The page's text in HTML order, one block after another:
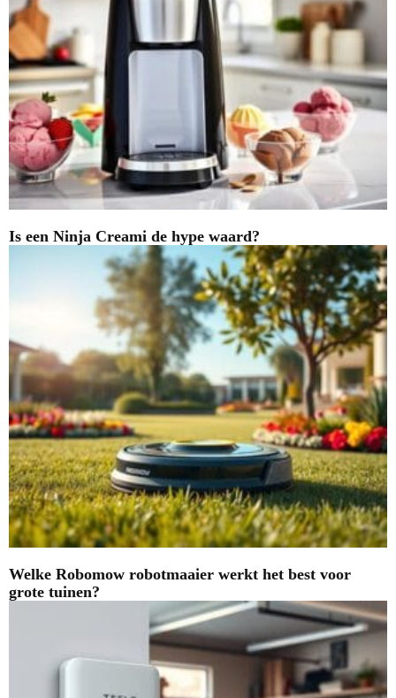
Is een Ninja Creami de hype waard?
Welke Robomow robotmaaier werkt het best voor
grote tuinen?